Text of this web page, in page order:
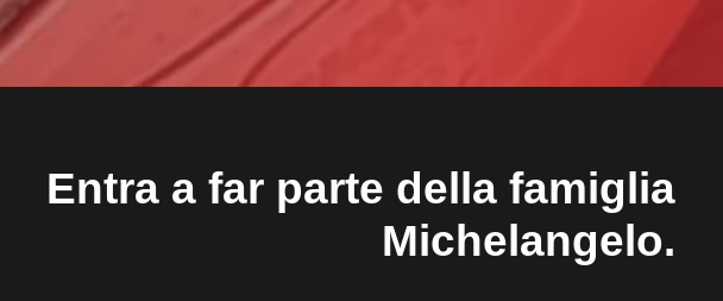
Entra a far parte della famiglia
Michelangelo.